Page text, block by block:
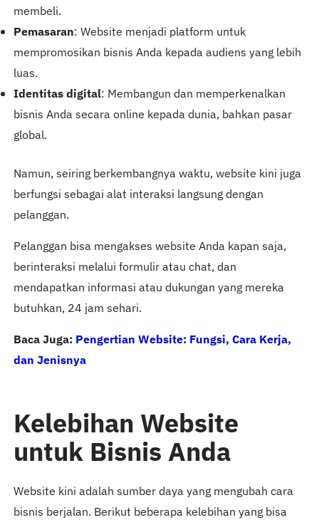
membeli.
Pemasaran: Website menjadi platform untuk
mempromosikan bisnis Anda kepada audiens yang lebih
luas.
Identitas digital: Membangun dan memperkenalkan
bisnis Anda secara online kepada dunia, bahkan pasar
global.
Namun, seiring berkembangnya waktu, website kini juga
berfungsi sebagai alat interaksi langsung dengan
pelanggan.
Pelanggan bisa mengakses website Anda kapan saja,
berinteraksi melalui formulir atau chat, dan
mendapatkan informasi atau dukungan yang mereka
butuhkan, 24 jam sehari.
Baca Juga: Pengertian Website: Fungsi, Cara Kerja,
dan Jenisnya
Kelebihan Website
untuk Bisnis Anda
Website kini adalah sumber daya yang mengubah cara
bisnis berjalan. Berikut beberapa kelebihan yang bisa